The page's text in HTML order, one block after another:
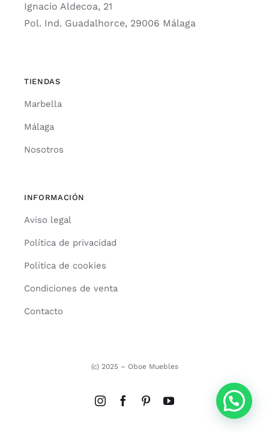
Ignacio Aldecoa, 21
Pol. Ind. Guadalhorce, 29006 Málaga
TIENDAS
Marbella
Málaga
Nosotros
INFORMACIÓN
Aviso legal
Política de privacidad
Política de cookies
Condiciones de venta
Contacto
(c) 2025 – Oboe Muebles